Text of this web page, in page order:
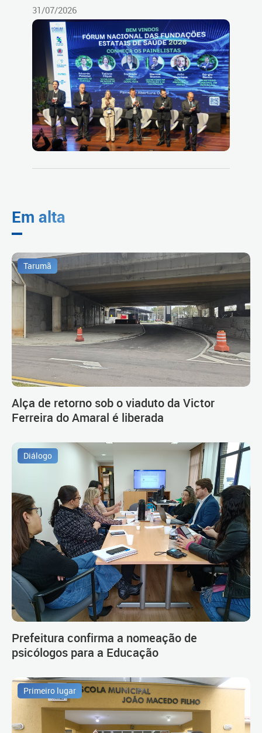
31/07/2026
Em alta
Tarumã
Alça de retorno sob o viaduto da Victor
Ferreira do Amaral é liberada
Diálogo
Prefeitura confirma a nomeação de
psicólogos para a Educação
Primeiro lugar